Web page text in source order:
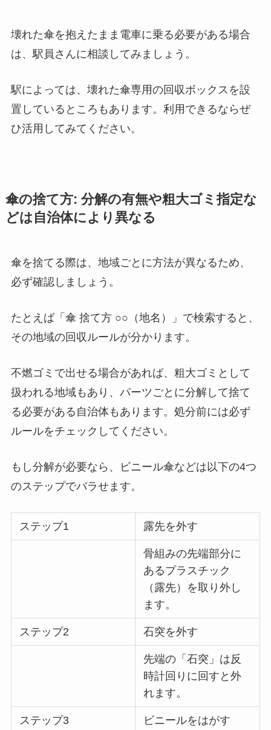
壊れた傘を抱えたまま電車に乗る必要がある場合
は、駅員さんに相談してみましょう。
駅によっては、壊れた傘専用の回収ボックスを設
置しているところもあります。利用できるならぜ
ひ活用してみてください。
傘の捨て方: 分解の有無や粗大ゴミ指定な
どは自治体により異なる
傘を捨てる際は、地域ごとに方法が異なるため、
必ず確認しましょう。
たとえば「傘 捨て方 ○○（地名）」で検索すると、
その地域の回収ルールが分かります。
不燃ゴミで出せる場合があれば、粗大ゴミとして
扱われる地域もあり、パーツごとに分解して捨て
る必要がある自治体もあります。処分前には必ず
ルールをチェックしてください。
もし分解が必要なら、ビニール傘などは以下の4つ
のステップでバラせます。
ステップ1 露先を外す
骨組みの先端部分に
あるプラスチック
（露先）を取り外し
ます。
ステップ2 石突を外す
先端の「石突」は反
時計回りに回すと外
れます。
ステップ3 ビニールをはがす